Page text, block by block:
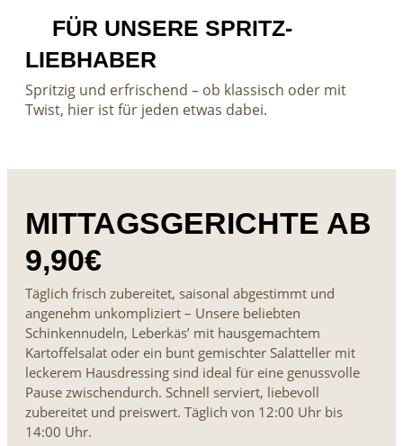
FÜR UNSERE SPRITZ-
LIEBHABER
Spritzig und erfrischend – ob klassisch oder mit
Twist, hier ist für jeden etwas dabei.
MITTAGSGERICHTE AB
9,90€
Täglich frisch zubereitet, saisonal abgestimmt und
angenehm unkompliziert – Unsere beliebten
Schinkennudeln, Leberkäs’ mit hausgemachtem
Kartoffelsalat oder ein bunt gemischter Salatteller mit
leckerem Hausdressing sind ideal für eine genussvolle
Pause zwischendurch. Schnell serviert, liebevoll
zubereitet und preiswert. Täglich von 12:00 Uhr bis
14:00 Uhr.